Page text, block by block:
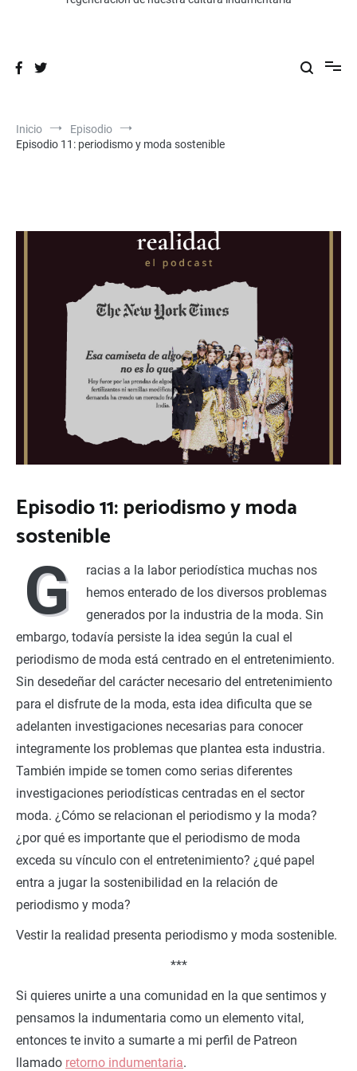
Inicio
Episodio
Episodio 11: periodismo y moda sostenible
Episodio 11: periodismo y moda
sostenible
G
racias a la labor periodística muchas nos
hemos enterado de los diversos problemas
generados por la industria de la moda. Sin
embargo, todavía persiste la idea según la cual el
periodismo de moda está centrado en el entretenimiento.
Sin desedeñar del carácter necesario del entretenimiento
para el disfrute de la moda, esta idea dificulta que se
adelanten investigaciones necesarias para conocer
integramente los problemas que plantea esta industria.
También impide se tomen como serias diferentes
investigaciones periodísticas centradas en el sector
moda. ¿Cómo se relacionan el periodismo y la moda?
¿por qué es importante que el periodismo de moda
exceda su vínculo con el entretenimiento? ¿qué papel
entra a jugar la sostenibilidad en la relación de
periodismo y moda?
Vestir la realidad presenta periodismo y moda sostenible.
***
Si quieres unirte a una comunidad en la que sentimos y
pensamos la indumentaria como un elemento vital,
entonces te invito a sumarte a mi perfil de Patreon
llamado retorno indumentaria.